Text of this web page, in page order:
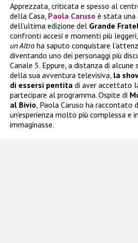
Apprezzata, criticata e spesso al
della Casa, Paola Caruso è stata
dell’ultima edizione del Grande
confronti accesi e momenti più leggeri,
un Altro ha saputo conquistare
diventando uno dei personaggi più
Canale 5. Eppure, a distanza di
della sua avventura televisiva, la
di essersi pentita di aver accettato
partecipare al programma. Ospite di
al Bivio , Paola Caruso ha raccontato
un’esperienza molto più complessa e
immaginasse.